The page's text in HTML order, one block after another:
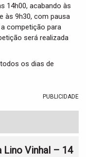
14h00, acabando às
às 9h30, com pausa
competição para
será realizada
os dias de
PUBLICIDADE
Lino Vinhal – 14